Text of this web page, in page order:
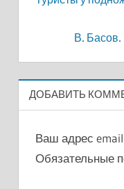
по
записям
В. Басов.
ДОБАВИТЬ
Ваш адрес email
Обязательные